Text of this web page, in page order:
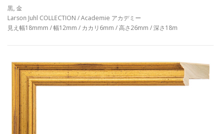
黒, 金
Larson Juhl COLLECTION / Academie アカデミー
見え幅18mmm / 幅12mm / カカリ6mm / 高さ26mm / 深さ18m